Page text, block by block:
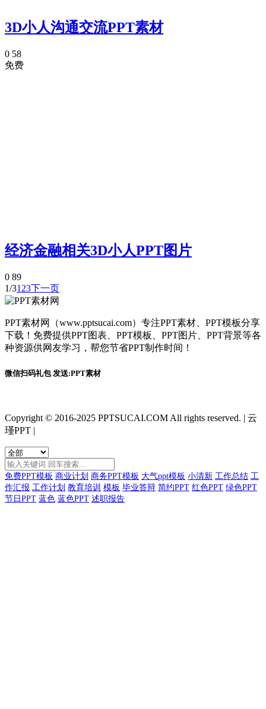
3D小人沟通交流PPT素材
0 58
免费
经济金融相关3D小人PPT图片
0 89
1/31 23下一页
PPT素材网（www.pptsucai.com）专注PPT素材、PPT模板分享
下载！免费提供PPT图表、PPT模板、PPT图片、PPT背景等各
种资源供网友学习，帮您节省PPT制作时间！
微信扫码礼包 发送:PPT素材
Copyright © 2016-2025 PPTSUCAI.COM All rights reserved. | 云
瑾PPT |
免费PPT模板 商业计划 商务PPT模板 大气ppt模板 小清新 工作总结 工
作汇报 工作计划 教育培训 模板 毕业答辩 简约PPT 红色PPT 绿色PPT
节日PPT 蓝色 蓝色PPT 述职报告